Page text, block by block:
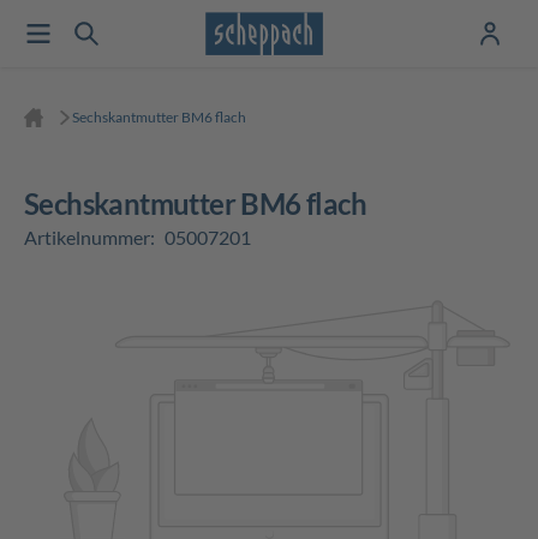
Sechskantmutter BM6 flach
Sechskantmutter BM6 flach
Artikelnummer: 05007201